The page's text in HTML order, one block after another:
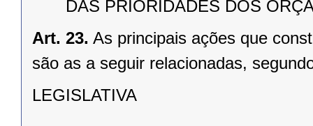
DAS PRIORIDADES DOS
Art. 23. As principais ações que
são as a seguir relacionadas,
LEGISLATIVA